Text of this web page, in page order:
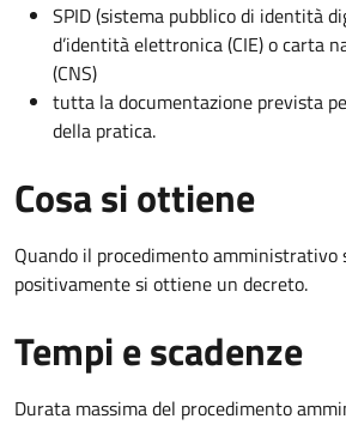
SPID (sistema pubblico di identità
d’identità elettronica (CIE) o carta
(CNS)
tutta la documentazione prevista
della pratica.
Cosa si ottiene
Quando il procedimento amministrativo
positivamente si ottiene un decreto.
Tempi e scadenze
Durata massima del procedimento